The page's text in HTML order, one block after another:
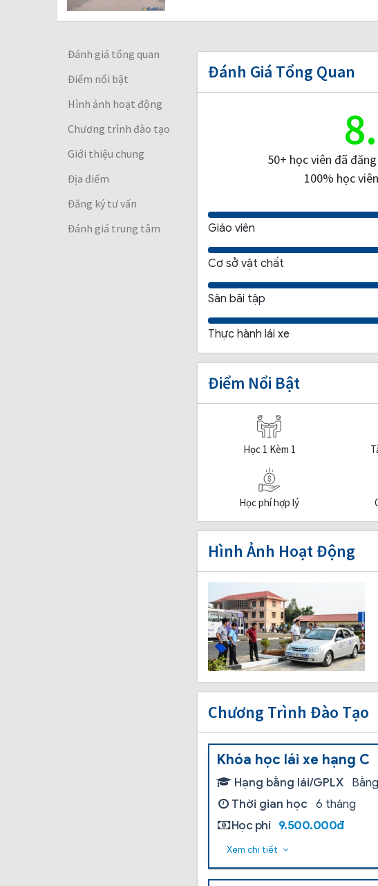
Đánh giá tổng quan
Điểm nổi bật
Hình ảnh hoạt động
Chương trình đào tạo
Giới thiệu chung
Địa điểm
Đăng ký tư vấn
Đánh giá trung tâm
Đánh Giá Tổng Quan
50+ học viên đã
100% học
Giáo viên
Cơ sở vật chất
Sân bãi tập
Thực hành lái xe
Điểm Nổi Bật
Học 1 Kèm 1
Học phí hợp lý
Hình Ảnh Hoạt Động
Chương Trình Đào Tạo
Khóa học lái xe hạng C
Hạng bằng lái/GPLX
Thời gian học 6 tháng
Học phí
9.500.000đ
Xem chi tiết